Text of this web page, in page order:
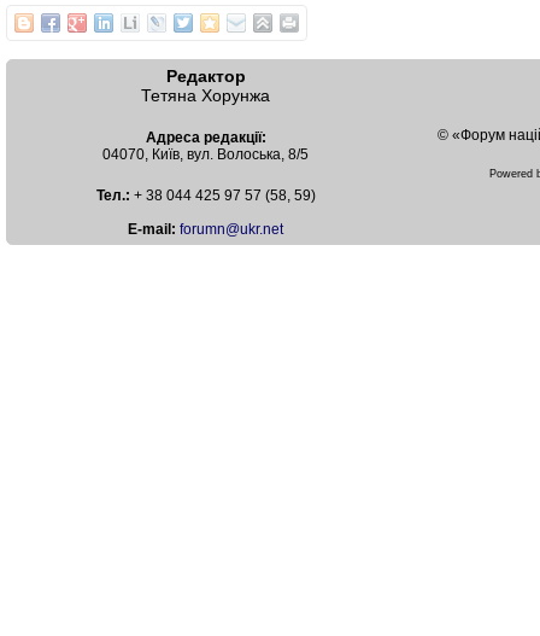
Редактор
Тетяна Хорунжа
Адреса редакції:
04070, Київ, вул. Волоська, 8/5
Тел.: + 38 044 425 97 57 (58, 59)
Е-mail: forumn@ukr.net
© «Форум
Powered